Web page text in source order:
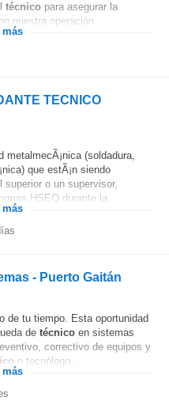
técnico para asegurar la
nuestra operación...
más
TECNICO
(soldadura,
que estÃ¡n siendo
o un supervisor,
HSEQ durante la...
más
- Puerto Gaitán
de tu tiempo. Esta oportunidad
de técnico en sistemas
correctivo de equipos y
o tecnólogo...
más